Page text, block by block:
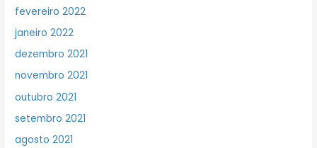
fevereiro 2022
janeiro 2022
dezembro 2021
novembro 2021
outubro 2021
setembro 2021
agosto 2021